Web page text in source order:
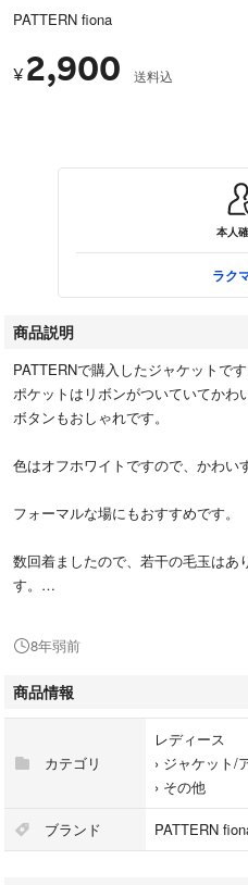
PATTERN fiona
¥ 2,900 送料込
本人
ラク
商品説明
PATTERNで購入したジャケットです
ポケットはリボンがついていてかわ
ボタンもおしゃれです。
色はオフホワイトですので、かわい
フォーマルな場にもおすすめです。
数回着ましたので、若干の毛玉はあ
す。
定価12000円ですのでお買い得です！
サイズは9号です。
8年弱前
商品情報
カテゴリ
レディース
› ジャケット/
› その他
ブランド PATTERN